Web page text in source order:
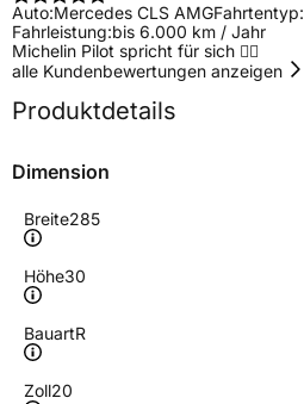
Auto:Mercedes CLS AMGFahrtentyp:
Fahrleistung:bis 6.000 km / Jahr
Michelin Pilot spricht für sich 👌🏼
alle Kundenbewertungen anzeigen
Produktdetails
Dimension
Breite285
Höhe30
BauartR
Zoll20